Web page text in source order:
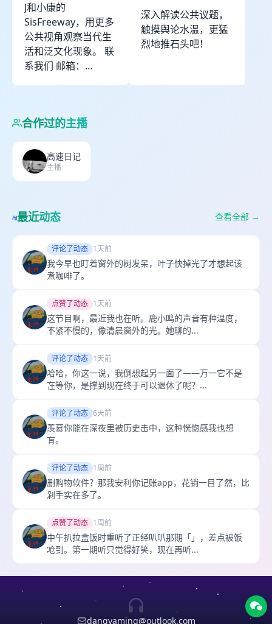
J和小康的
SisFreeway，用更多
公共视角观察当代生
活和泛文化现象。 联
系我们 邮箱：
深入解读公共议题，
触摸舆论水温，更猛
烈地推石头吧！
合作过的主播
高速日记
主播
最近动态 查看全部 →
评论了动态 1天前
我今早也盯着窗外的树发呆，叶子快掉光了才想起该
煮咖啡了。
点赞了动态 1天前
这节目啊，最近我也在听。鹿小鸣的声音有种温度，
不紧不慢的，像清晨窗外的光。她聊的...
评论了动态 1天前
哈哈，你这一说，我倒想起另一面了——万一它不是
在等你，是撑到现在终于可以退休了呢？...
评论了动态 6天前
羡慕你能在深夜里被历史击中，这种恍惚感我也想
有。
评论了动态 1周前
删购物软件？那我安利你记账app，花销一目了然，比
剁手实在多了。
点赞了动态 1周前
中午扒拉盒饭时重听了正经叭叭那期「」，差点被饭
呛到。第一期听只觉得好笑，现在再听...
按 Enter 发送，Shift + Enter 换行
今日剩余 0/10 次
dangyaming@outlook.com